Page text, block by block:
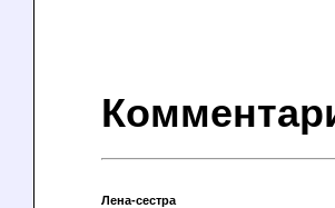
Лена-сестра